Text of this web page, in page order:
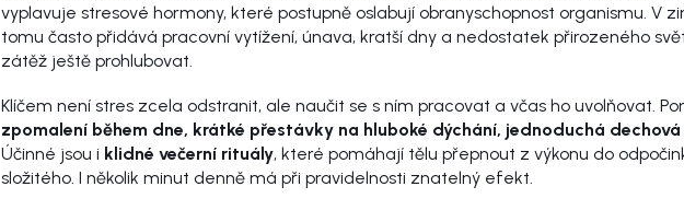
vyplavuje stresové hormony, které postupně oslabují obranyschopnost organismu. V
tomu často přidává pracovní vytížení, únava, kratší dny a nedostatek přirozeného
zátěž ještě prohlubovat.
Klíčem není stres zcela odstranit, ale naučit se s ním pracovat a včas ho uvolňovat.
zpomalení během dne, krátké přestávky na hluboké dýchání, jednoduchá
Účinné jsou i klidné večerní rituály, které pomáhají tělu přepnout z výkonu do
složitého. I několik minut denně má při pravidelnosti znatelný efekt.